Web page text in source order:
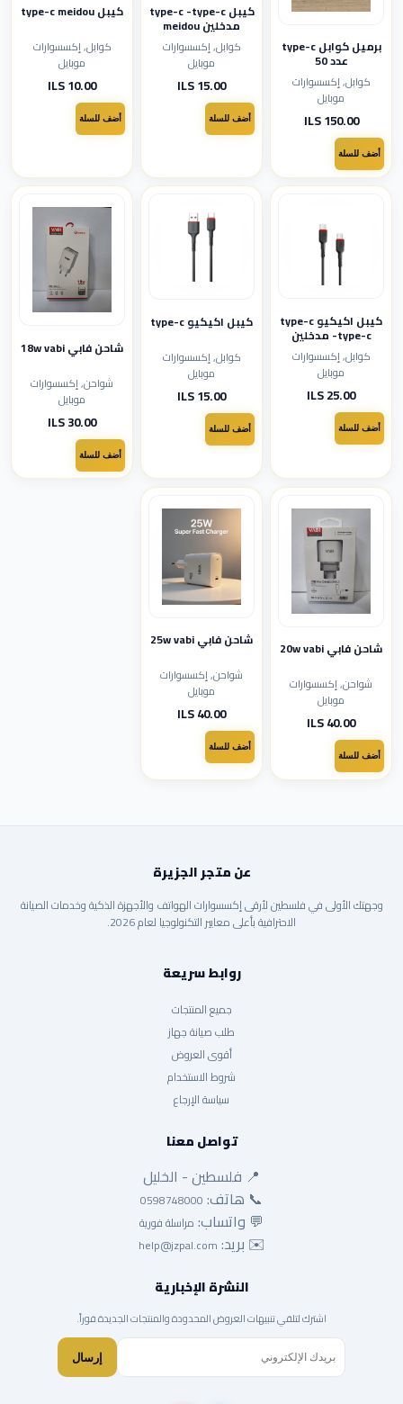
برميل كوابل type-c
عدد 50
كوابل, إكسسوارات
موبايل
150.00 ILS
أضف للسلة
كيبل type-c -type-c
مدخلين meidou
كوابل, إكسسوارات
موبايل
15.00 ILS
أضف للسلة
كيبل type-c meidou
كوابل, إكسسوارات
موبايل
10.00 ILS
أضف للسلة
كيبل اكيكيو type-c
-type-c مدخلين
كوابل, إكسسوارات
موبايل
25.00 ILS
أضف للسلة
كيبل اكيكيو type-c
كوابل, إكسسوارات
موبايل
15.00 ILS
أضف للسلة
شاحن فابي 18w vabi
شواحن, إكسسوارات
موبايل
30.00 ILS
أضف للسلة
شاحن فابي 20w vabi
شواحن, إكسسوارات
موبايل
40.00 ILS
أضف للسلة
شاحن فابي 25w vabi
شواحن, إكسسوارات
موبايل
40.00 ILS
أضف للسلة
عن متجر الجزيرة
وجهتك الأولى في فلسطين لأرقى إكسسوارات الهواتف والأجهزة الذكية وخدمات الصيانة
الاحترافية بأعلى معايير التكنولوجيا لعام 2026.
روابط سريعة
جميع المنتجات
طلب صيانة جهاز
أقوى العروض
شروط الاستخدام
سياسة الإرجاع
تواصل معنا
📍 فلسطين - الخليل
📞 هاتف: 0598748000
💬 واتساب: مراسلة فورية
✉️ بريد: help@jzpal.com
النشرة الإخبارية
اشترك لتلقي تنبيهات العروض المحدودة والمنتجات الجديدة فوراً.
إرسال